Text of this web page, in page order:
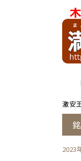
激安
2023